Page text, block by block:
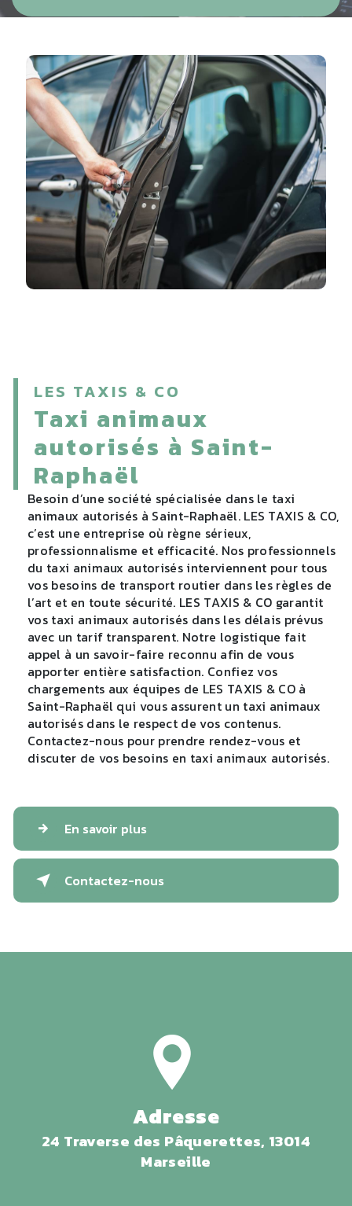
LES TAXIS & CO
taxi animaux
autorisés à Saint-
Raphaël
Besoin d’une société spécialisée dans le taxi
animaux autorisés à Saint-Raphaël. LES TAXIS & CO,
c’est une entreprise où règne sérieux,
professionnalisme et efficacité. Nos professionnels
du taxi animaux autorisés interviennent pour tous
vos besoins de transport routier dans les règles de
l’art et en toute sécurité. LES TAXIS & CO garantit
vos taxi animaux autorisés dans les délais prévus
avec un tarif transparent. Notre logistique fait
appel à un savoir-faire reconnu afin de vous
apporter entière satisfaction. Confiez vos
chargements aux équipes de LES TAXIS & CO à
Saint-Raphaël qui vous assurent un taxi animaux
autorisés dans le respect de vos contenus.
Contactez-nous pour prendre rendez-vous et
discuter de vos besoins en taxi animaux autorisés.
En savoir plus
Contactez-nous
Adresse
24 Traverse des Pâquerettes, 13014
Marseille